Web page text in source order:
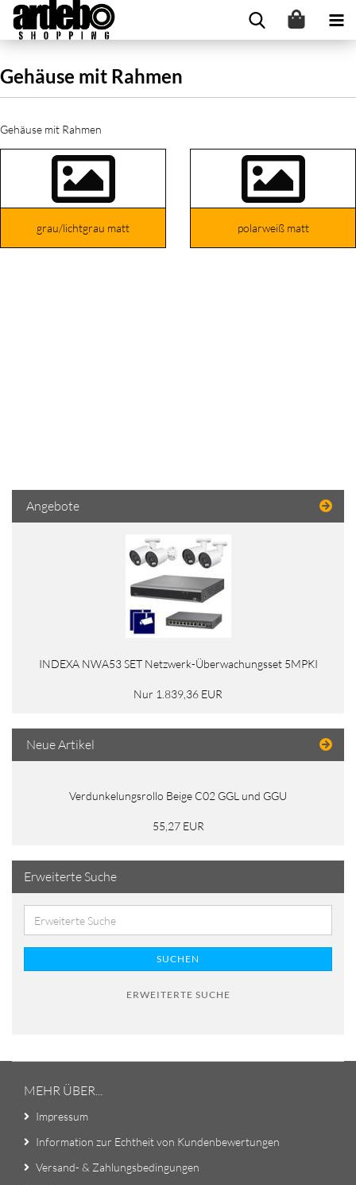
Gehäuse mit Rahmen
Gehäuse mit Rahmen
grau/lichtgrau matt polarweiß matt
Angebote
INDEXA NWA53 SET Netzwerk-Überwachungsset 5MPKI
Nur 1.839,36 EUR
Neue Artikel
Verdunkelungsrollo Beige C02 GGL und GGU
55,27 EUR
Erweiterte Suche
SUCHEN
ERWEITERTE SUCHE
MEHR ÜBER...
Impressum
Information zur Echtheit von Kundenbewertungen
Versand- & Zahlungsbedingungen